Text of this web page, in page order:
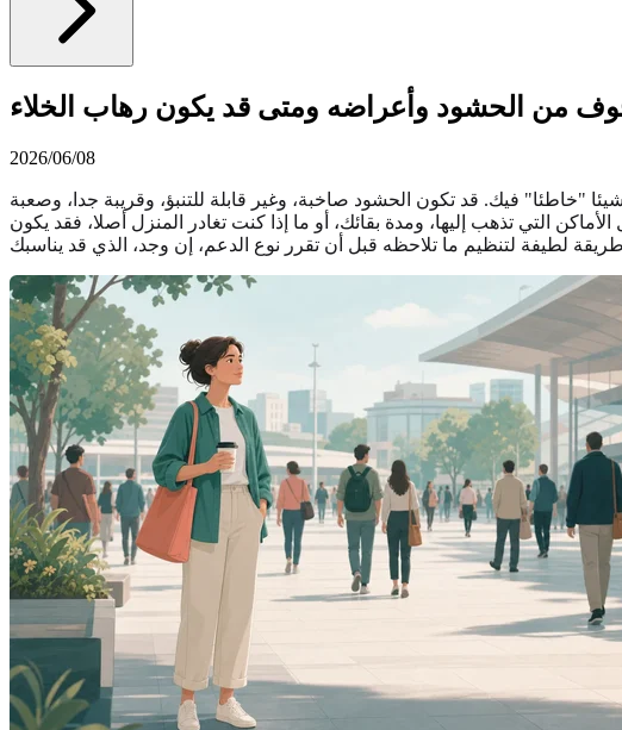
من الحشود وأعراضه ومتى قد يكون رهاب الخلاء
2026/06/08
"خاطئا" فيك. قد تكون الحشود صاخبة، وغير قابلة للتنبؤ، وقريبة جدا، وصعبة
التي تذهب إليها، ومدة بقائك، أو ما إذا كنت تغادر المنزل أصلا، فقد يكون